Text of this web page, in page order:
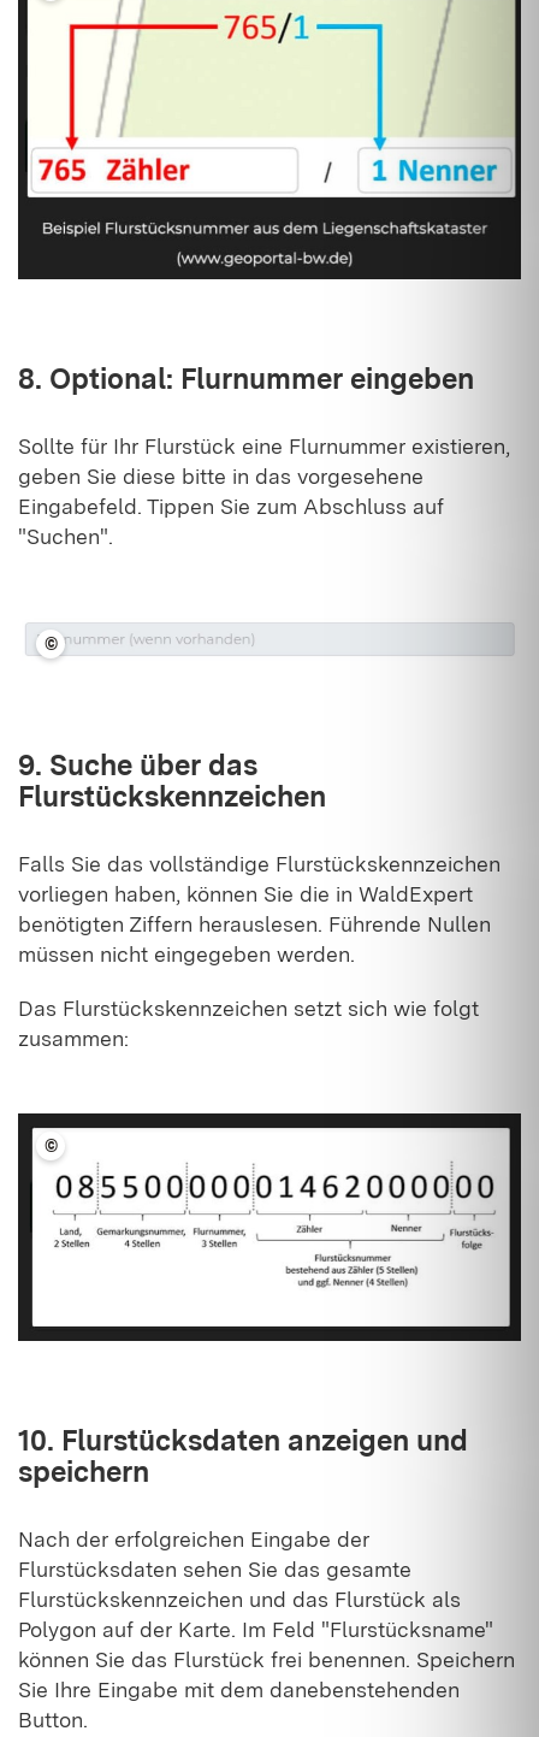
8. Optional: Flurnummer eingeben
Sollte für Ihr Flurstück eine Flurnummer existieren,
geben Sie diese bitte in das vorgesehene
Eingabefeld. Tippen Sie zum Abschluss auf
"Suchen".
© LFV BW
9. Suche über das
Flurstückskennzeichen
Falls Sie das vollständige Flurstückskennzeichen
vorliegen haben, können Sie die in WaldExpert
benötigten Ziffern herauslesen. Führende Nullen
müssen nicht eingegeben werden.
Das Flurstückskennzeichen setzt sich wie folgt
zusammen:
©
10. Flurstücksdaten anzeigen und
speichern
Nach der erfolgreichen Eingabe der
Flurstücksdaten sehen Sie das gesamte
Flurstückskennzeichen und das Flurstück als
Polygon auf der Karte. Im Feld "Flurstücksname"
können Sie das Flurstück frei benennen. Speichern
Sie Ihre Eingabe mit dem danebenstehenden
Button.